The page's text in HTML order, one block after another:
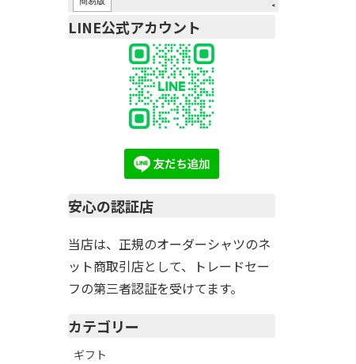
LINE公式アカウント
安心の認証店
当店は、正規のオーダーシャツのネ
ット商取引店として、トレードセー
フの第三者認証を受けてます。
カテゴリー
ギフト